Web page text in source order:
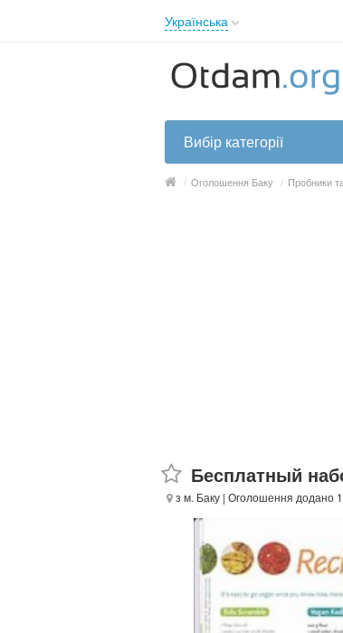
Українська
English
Русский
Українська
Вибір категорії
/ Оголошення Баку / Пробники
Бесплатный
з м. Баку | Оголошення додано